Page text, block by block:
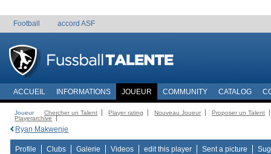
Football accord ASF
ACCUEIL INFORMATIONS JOUEUR COMMUNITY CATALOG
Joueur Chercher un Talent Player rating Nouveau Joueur
Proposer un Talent
Playerarchive
Ryan Makwenje
Profile Clubs Galerie Videos edit this player Sent a picture